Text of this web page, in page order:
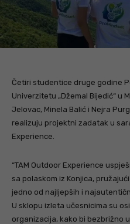
Četiri studentice druge godine
Univerzitetu „Džemal Bijedić“ u
Jelovac, Minela Balić i Nejra
realizuju projektni zadatak u
Experience.
“TAM Outdoor Experience
sa polaskom iz Konjica,
jedno od najljepših i
U sklopu izleta učesnicima su
organizacija, kako bi bezbrižno